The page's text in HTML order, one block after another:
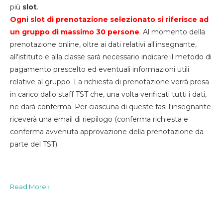
più slot.
Ogni slot di prenotazione selezionato si riferisce ad
un gruppo di massimo 30 persone. Al momento della
prenotazione online, oltre ai dati relativi all'insegnante,
all'istituto e alla classe sarà necessario indicare il metodo di
pagamento prescelto ed eventuali informazioni utili
relative al gruppo. La richiesta di prenotazione verrà presa
in carico dallo staff TST che, una volta verificati tutti i dati,
ne darà conferma. Per ciascuna di queste fasi l'insegnante
riceverà una email di riepilogo (conferma richiesta e
conferma avvenuta approvazione della prenotazione da
parte del TST).
Read More ›